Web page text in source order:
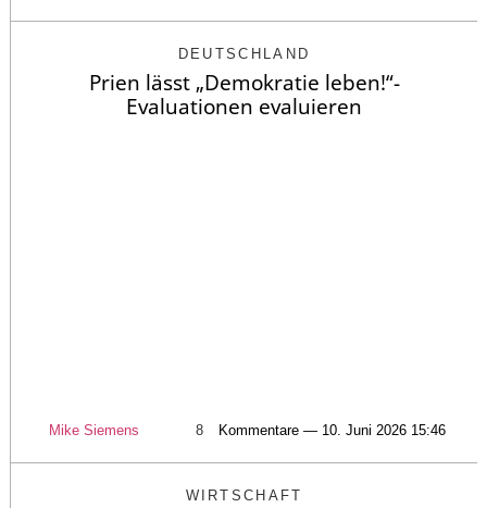
DEUTSCHLAND
Prien lässt „Demokratie leben!“-
Evaluationen evaluieren
Mike Siemens 8 Kommentare — 10. Juni 2026 15:46
WIRTSCHAFT